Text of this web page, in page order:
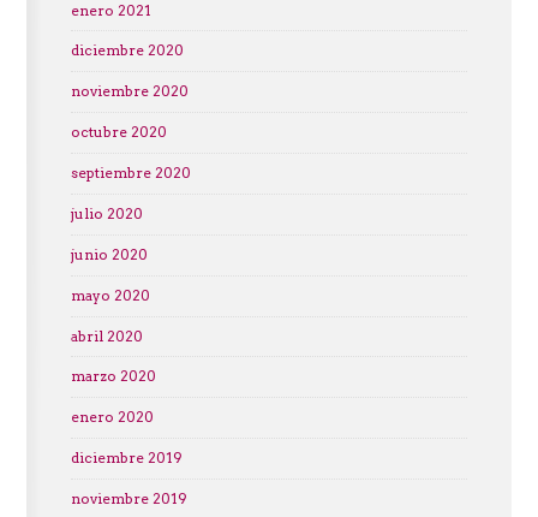
enero 2021
diciembre 2020
noviembre 2020
octubre 2020
septiembre 2020
julio 2020
junio 2020
mayo 2020
abril 2020
marzo 2020
enero 2020
diciembre 2019
noviembre 2019